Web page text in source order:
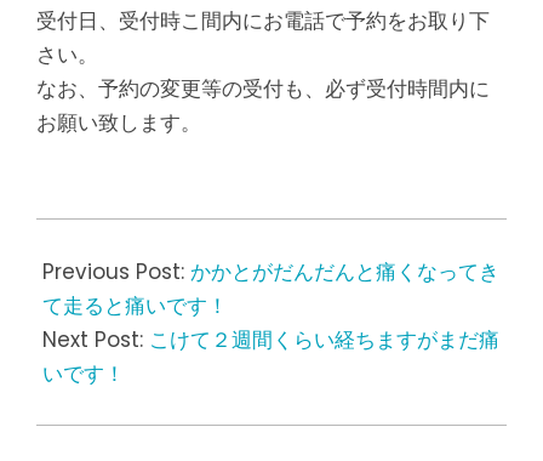
受付日、受付時こ間内にお電話で予約をお取り下
さい。
なお、予約の変更等の受付も、必ず受付時間内に
お願い致します。
06-
23
Previous Post: かかとがだんだんと痛くなってき
て走ると痛いです！
Next Post: こけて２週間くらい経ちますがまだ痛
いです！